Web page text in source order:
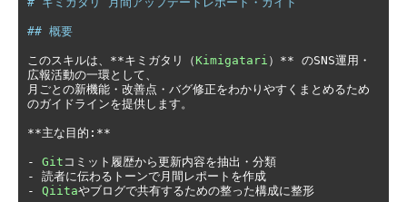
## 概要
このスキルは、**キミガタリ（Kimigatari ）** のSNS運用・
広報活動の一環として、
月ごとの新機能・改善点・バグ修正をわかりやすくまとめるため
のガイドラインを提供します。
**主な目的:**
- Git コミット履歴から更新内容を抽出・分類
-
読者に伝わるトーンで月間レポートを作成
-
Qiitaやブログで共有するための整った構成に整形